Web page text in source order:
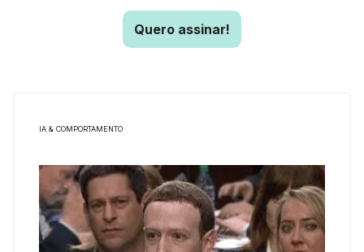
Quero assinar!
IA & COMPORTAMENTO